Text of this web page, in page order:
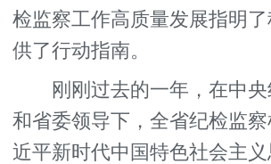
检监察工作高质量发展指明
供了行动指南。
刚刚过去的一年，在中央
和省委领导下，全省纪检监察
近平新时代中国特色社会主义